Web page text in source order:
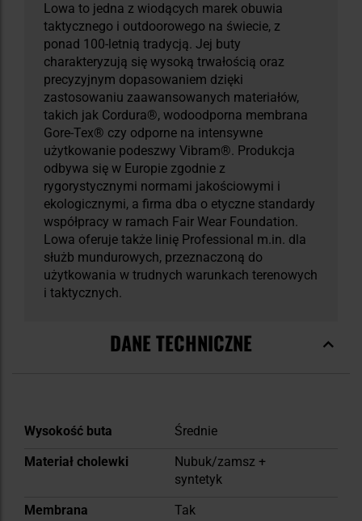
Lowa to jedna z wiodących marek obuwia
taktycznego i outdoorowego na świecie, z
ponad 100-letnią tradycją. Jej buty
charakteryzują się wysoką trwałością oraz
precyzyjnym dopasowaniem dzięki
zastosowaniu zaawansowanych materiałów,
takich jak Cordura®, wodoodporna membrana
Gore-Tex® czy odporne na intensywne
użytkowanie podeszwy Vibram®. Produkcja
odbywa się w Europie zgodnie z
rygorystycznymi normami jakościowymi i
ekologicznymi, a firma dba o etyczne standardy
współpracy w ramach Fair Wear Foundation.
Lowa oferuje także linię Professional m.in. dla
służb mundurowych, przeznaczoną do
użytkowania w trudnych warunkach terenowych
i taktycznych.
DANE TECHNICZNE
Więcej
Wysokość buta
Średnie
Materiał cholewki
Nubuk/zamsz +
syntetyk
Membrana
Tak